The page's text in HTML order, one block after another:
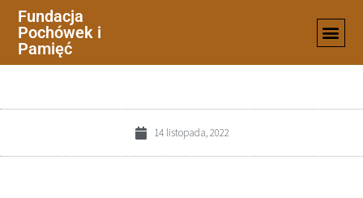
Fundacja
Pochówek i
Pamięć
17-1
14 listopada, 2022